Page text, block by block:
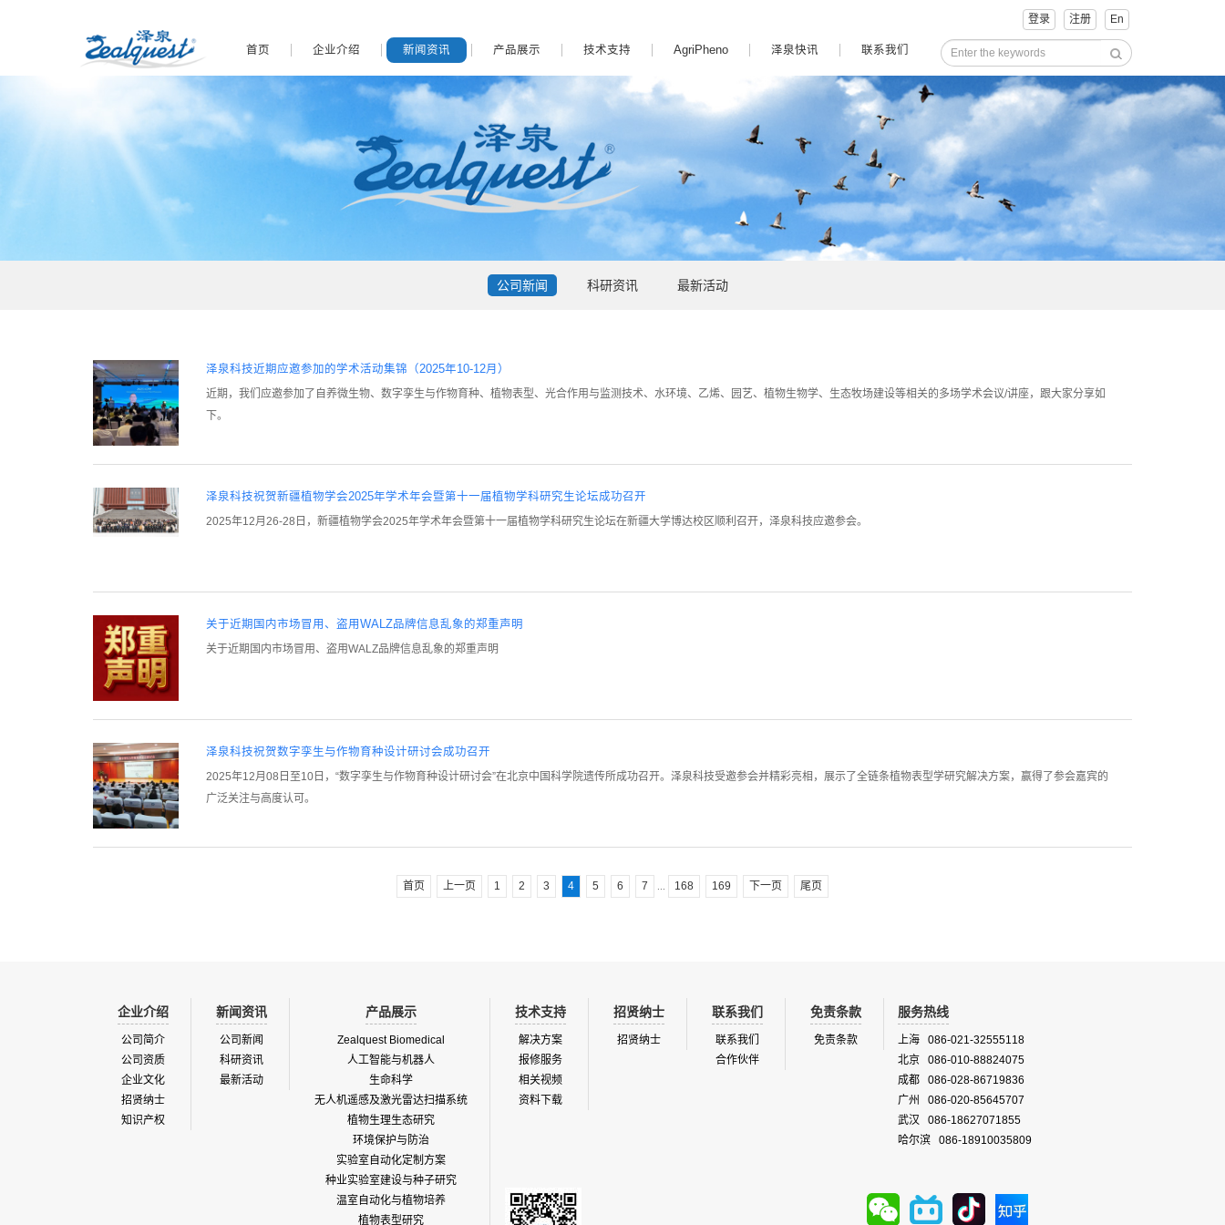
登录 注册 En
首页 企业介绍 新闻资讯 产品展示 技术支持 AgriPheno 泽泉快讯 联系我们
公司新闻 科研资讯 最新活动
泽泉科技近期应邀参加的学术活动集锦（2025年10-12月）
近期，我们应邀参加了自养微生物、数字孪生与作物育种、植物表型、光合作用与监测技术、水环境、乙烯、园艺、植物生物学、生态牧场建设等相关的多场学术会议/讲座，跟大家分享如
下。
泽泉科技祝贺新疆植物学会2025年学术年会暨第十一届植物学科研究生论坛成功召开
2025年12月26-28日，新疆植物学会2025年学术年会暨第十一届植物学科研究生论坛在新疆大学博达校区顺利召开，泽泉科技应邀参会。
关于近期国内市场冒用、盗用WALZ品牌信息乱象的郑重声明
关于近期国内市场冒用、盗用WALZ品牌信息乱象的郑重声明
泽泉科技祝贺数字孪生与作物育种设计研讨会成功召开
2025年12月08日至10日，“数字孪生与作物育种设计研讨会”在北京中国科学院遗传所成功召开。泽泉科技受邀参会并精彩亮相，展示了全链条植物表型学研究解决方案，赢得了参会嘉宾的
广泛关注与高度认可。
首页 上一页 1 2 3 4 5 6 7 168 169 下一页 尾页
企业介绍
公司简介
公司资质
企业文化
招贤纳士
知识产权
新闻资讯
公司新闻
科研资讯
最新活动
产品展示
Zealquest Biomedical
人工智能与机器人
生命科学
无人机遥感及激光雷达扫描系统
植物生理生态研究
环境保护与防治
实验室自动化定制方案
种业实验室建设与种子研究
温室自动化与植物培养
植物表型研究
技术支持
解决方案
报修服务
相关视频
资料下载
招贤纳士
招贤纳士
联系我们
联系我们
合作伙伴
免责条款
免责条款
服务热线
上海 086-021-32555118
北京 086-010-88824075
成都 086-028-86719836
广州 086-020-85645707
武汉 086-18627071855
哈尔滨 086-18910035809